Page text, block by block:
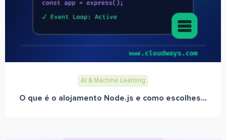
AI & Machine Learning
O que é o alojamento Node.js e como escolhes...